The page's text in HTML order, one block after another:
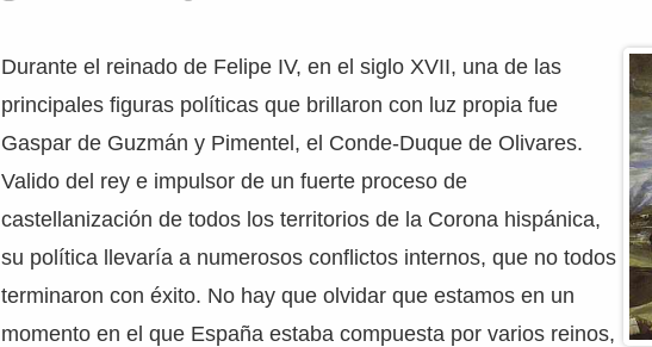
Durante el reinado de Felipe IV, en el siglo XVII, una de las
principales figuras políticas que brillaron con luz propia fue
Gaspar de Guzmán y Pimentel, el Conde-Duque de Olivares.
Valido del rey e impulsor de un fuerte proceso de
castellanización de todos los territorios de la Corona hispánica,
su política llevaría a numerosos conflictos internos, que no todos
terminaron con éxito. No hay que olvidar que estamos en un
momento en el que España estaba compuesta por varios reinos,